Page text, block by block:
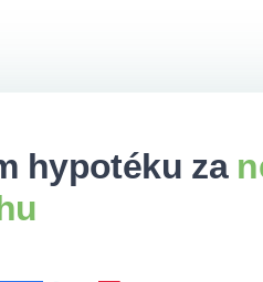
hypotéku za